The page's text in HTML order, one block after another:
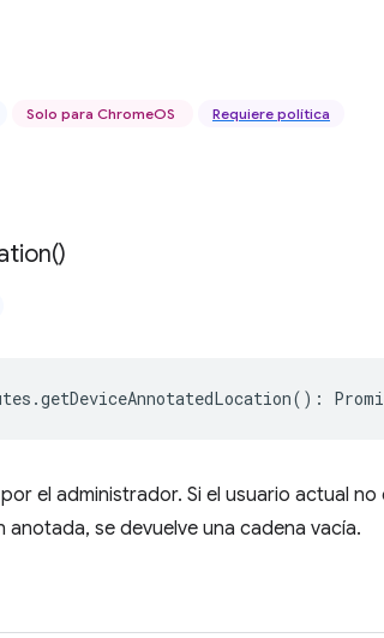
Solo para ChromeOS Requiere política
)
.getDeviceAnnotatedLocation() :
el administrador. Si el usuario actual
se devuelve una cadena vacía.